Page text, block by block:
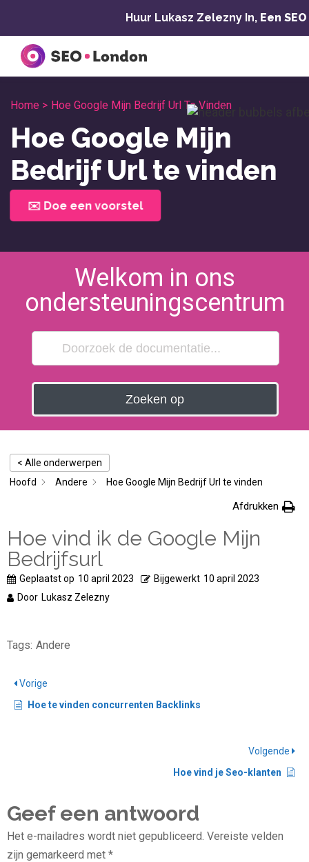
inhoud
Huur Lukasz Zelezny In, Een
Home > Hoe Google Mijn Bedrijf Url Te Vinden
Hoe Google Mijn
Bedrijf Url te vinden
✉️ Doe een voorstel
Welkom in ons
ondersteuningscentrum
Zoeken op
< Alle onderwerpen
Hoofd
Andere Hoe Google Mijn Bedrijf Url te vinden
Afdrukken
Hoe vind ik de Google Mijn
Bedrijfsurl
Geplaatst op 10 april 2023 Bijgewerkt 10 april 2023
Door Lukasz Zelezny
Tags: Andere
Vorige
Hoe te vinden concurrenten Backlinks
Volgende
Hoe vind je Seo-klanten
Geef een antwoord
Het e-mailadres wordt niet gepubliceerd. Vereiste velden
zijn gemarkeerd met *